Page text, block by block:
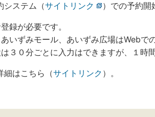
システム（サイトリンク ）での予約開
録が必要です。
いずみモール、あいずみ広場はWebで
３０分ごとに入力はできますが、１時
細はこちら（サイトリンク ）。